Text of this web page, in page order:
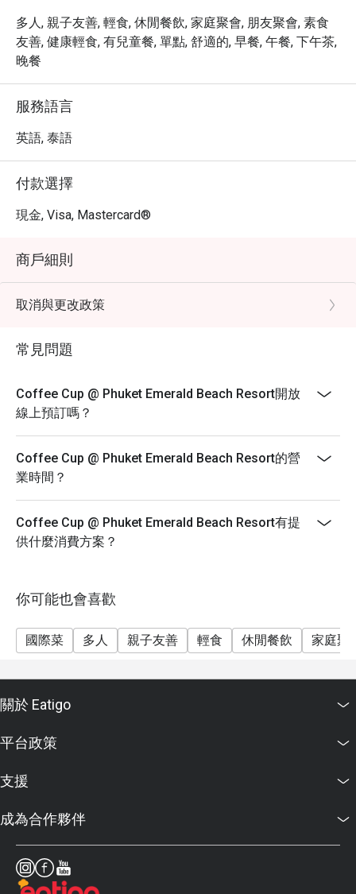
多人, 親子友善, 輕食, 休閒餐飲, 家庭聚會, 朋友聚會, 素食
友善, 健康輕食, 有兒童餐, 單點, 舒適的, 早餐, 午餐, 下午茶,
晚餐
服務語言
英語, 泰語
付款選擇
現金, Visa, Mastercard®
商戶細則
取消與更改政策
常見問題
Coffee Cup @ Phuket Emerald Beach Resort開放
線上預訂嗎？
Coffee Cup @ Phuket Emerald Beach Resort的營
業時間？
Coffee Cup @ Phuket Emerald Beach Resort有提
供什麼消費方案？
你可能也會喜歡
國際菜 多人 親子友善 輕食 休閒餐飲 家庭聚
關於 Eatigo
平台政策
支援
成為合作夥伴